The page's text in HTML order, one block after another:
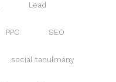
Lead
PPC SEO
social tanulmány